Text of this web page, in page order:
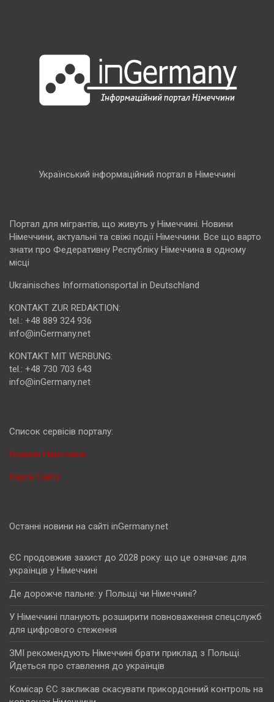
Український інформаційний портал в Німеччині
Портал для мігрантів, що живуть у Німеччині. Новини
Німеччини, актуальні та свіжі події Німеччини. Все що варто
знати про Федеративну Республіку Німеччина в одному
місці
Ukrainisches Informationsportal in Deutschland
KONTAKT ZUR REDAKTION:
tel.: +48 889 324 936
info@inGermany.net
KONTAKT MIT WERBUNG:
tel.: +48 730 703 643
info@inGermany.net
Cписок сервісів порталу:
Новини Німеччини
Карта Сайту
Останні новини на сайті inGermany.net
ЄС продовжив захист до 2028 року: що це означає для
українців у Німеччині
Де дорожче пальне: у Польщі чи Німеччині?
У Німеччині планують розширити повноваження спецслужб
для цифрового стеження
ЗМІ рекомендують Німеччині брати приклад з Польщі.
Йдеться про ставлення до українців
Комісар ЄС закликав скасувати прикордонний контроль на